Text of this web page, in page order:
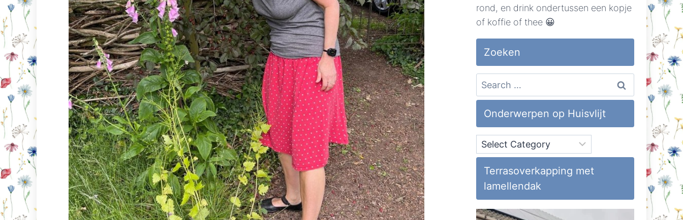
rond, en drink ondertussen een kopje
of koffie of thee 😀
Zoeken
Search
for:
Onderwerpen op Huisvlijt
Onderwerpen
op
Huisvlijt
Terrasoverkapping met
lamellendak